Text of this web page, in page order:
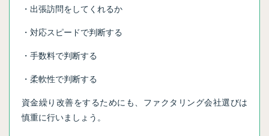
・出張訪問をしてくれるか
・対応スピードで判断する
・手数料で判断する
・柔軟性で判断する
資金繰り改善をするためにも、ファクタリング会社選びは
慎重に行いましょう。